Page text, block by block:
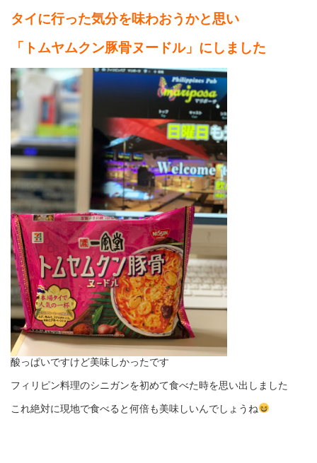
タイに行った気分を味わおうかと思い
「トムヤムクン豚骨ヌードル」にしました
酸っぱいですけど美味しかったです
フィリピン料理のシニガンを初めて食べた時を思い出しました
これ絶対に現地で食べると何倍も美味しいんでしょうね